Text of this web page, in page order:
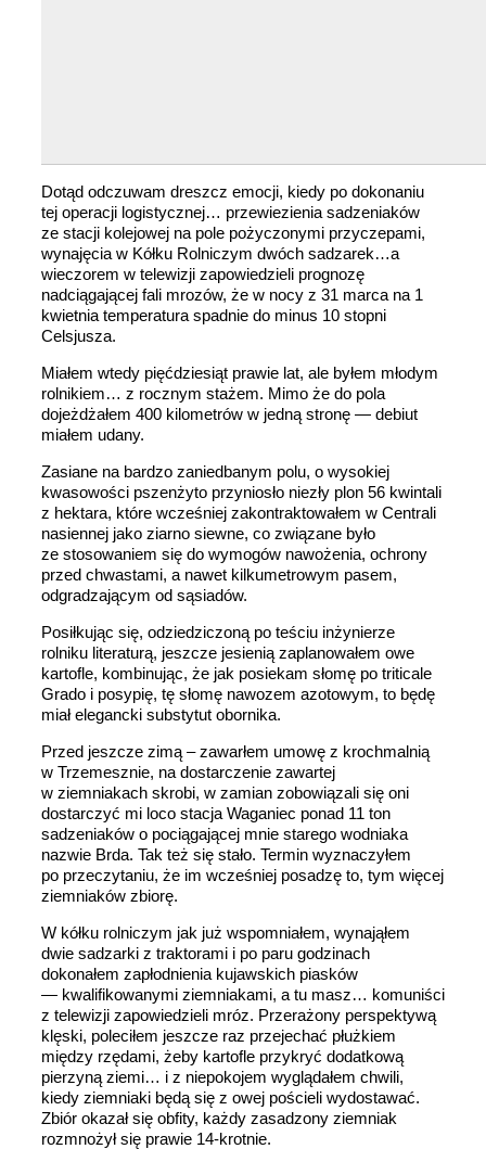
Dotąd odczuwam dreszcz emocji, kiedy po dokonaniu
tej operacji logistycznej… przewiezienia sadzeniaków
ze stacji kolejowej na pole pożyczonymi przyczepami,
wynajęcia w Kółku Rolniczym dwóch sadzarek…a
wieczorem w telewizji zapowiedzieli prognozę
nadciągającej fali mrozów, że w nocy z 31 marca na 1
kwietnia temperatura spadnie do minus 10 stopni
Celsjusza.
Miałem wtedy pięćdziesiąt prawie lat, ale byłem młodym
rolnikiem… z rocznym stażem. Mimo że do pola
dojeżdżałem 400 kilometrów w jedną stronę — debiut
miałem udany.
Zasiane na bardzo zaniedbanym polu, o wysokiej
kwasowości pszenżyto przyniosło niezły plon 56 kwintali
z hektara, które wcześniej zakontraktowałem w Centrali
nasiennej jako ziarno siewne, co związane było
ze stosowaniem się do wymogów nawożenia, ochrony
przed chwastami, a nawet kilkumetrowym pasem,
odgradzającym od sąsiadów.
Posiłkując się, odziedziczoną po teściu inżynierze
rolniku literaturą, jeszcze jesienią zaplanowałem owe
kartofle, kombinując, że jak posiekam słomę po triticale
Grado i posypię, tę słomę nawozem azotowym, to będę
miał elegancki substytut obornika.
Przed jeszcze zimą – zawarłem umowę z krochmalnią
w Trzemesznie, na dostarczenie zawartej
w ziemniakach skrobi, w zamian zobowiązali się oni
dostarczyć mi loco stacja Waganiec ponad 11 ton
sadzeniaków o pociągającej mnie starego wodniaka
nazwie Brda. Tak też się stało. Termin wyznaczyłem
po przeczytaniu, że im wcześniej posadzę to, tym więcej
ziemniaków zbiorę.
W kółku rolniczym jak już wspomniałem, wynająłem
dwie sadzarki z traktorami i po paru godzinach
dokonałem zapłodnienia kujawskich piasków
— kwalifikowanymi ziemniakami, a tu masz… komuniści
z telewizji zapowiedzieli mróz. Przerażony perspektywą
klęski, poleciłem jeszcze raz przejechać płużkiem
między rzędami, żeby kartofle przykryć dodatkową
pierzyną ziemi… i z niepokojem wyglądałem chwili,
kiedy ziemniaki będą się z owej pościeli wydostawać.
Zbiór okazał się obfity, każdy zasadzony ziemniak
rozmnożył się prawie 14-krotnie.